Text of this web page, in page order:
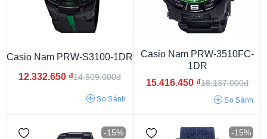
Trên 45 mm
Casio Nam PRW-S3100-1DR
12.332.650 ₫14.509.000đ
So Sánh
Casio Nam PRW-3510FC-
1DR
15.416.450 ₫18.137.000đ
So Sánh
-15% -15%